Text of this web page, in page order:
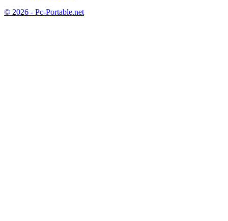
© 2026 - Pc-Portable.net